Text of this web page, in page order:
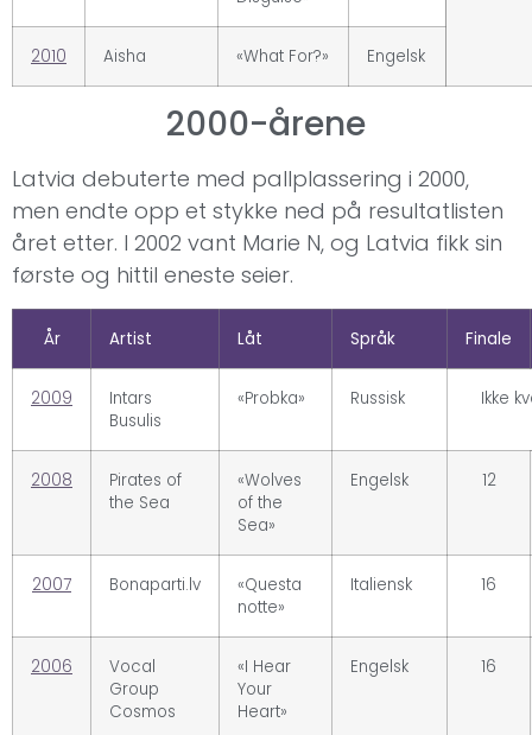
2010 Aisha «What For?» Engelsk
2000-årene
Latvia debuterte med pallplassering i 2000,
men endte opp et stykke ned på resultatlisten
året etter. I 2002 vant Marie N, og Latvia fikk sin
første og hittil eneste seier.
År Artist Låt Språk Finale
2009
Intars
Busulis
«Probka» Russisk Ikke
2008
Pirates of
the Sea
«Wolves
of the
Sea»
Engelsk 12
2007 Bonaparti.lv
«Questa
notte»
Italiensk 16
2006
Vocal
Group
Cosmos
«I Hear
Your
Heart»
Engelsk 16